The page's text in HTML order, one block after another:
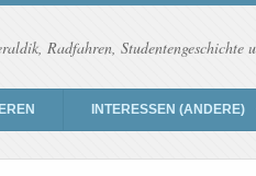
Radfahren, Studentengeschichte
INTERESSEN (ANDERE)